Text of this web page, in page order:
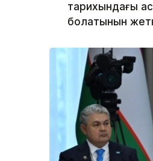
тарихындағы
болатынын